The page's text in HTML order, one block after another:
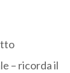
– ricorda il